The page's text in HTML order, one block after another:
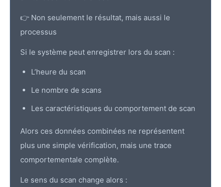
👉 Non seulement le résultat, mais aussi le
processus
Si le système peut enregistrer lors du scan :
L’heure du scan
Le nombre de scans
Les caractéristiques du comportement de scan
Alors ces données combinées ne représentent
plus une simple vérification, mais une trace
comportementale complète.
Le sens du scan change alors :